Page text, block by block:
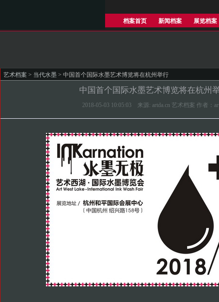
档案首页 新闻档案 展览档案
艺术档案 > 当代水墨 > 中国首个国际水墨艺术博览将在杭州举行
中国首个国际水墨艺术博览将在杭州
2018-05-03 10:05:03 来源: artda.cn 艺术档案 作者：